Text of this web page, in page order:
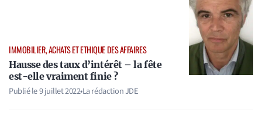
IMMOBILIER, ACHATS ET ETHIQUE DES AFFAIRES
Hausse des taux d’intérêt – la fête
est-elle vraiment finie ?
Publié le9 juillet 2022•La rédaction JDE